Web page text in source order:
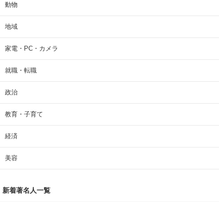
動物
地域
家電・PC・カメラ
就職・転職
政治
教育・子育て
経済
美容
新着著名人一覧